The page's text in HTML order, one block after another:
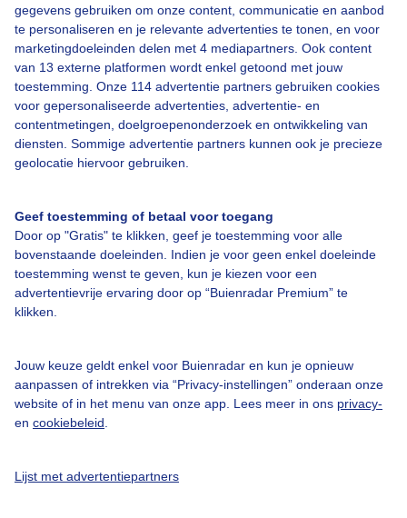
gegevens gebruiken om onze content, communicatie en aanbod
te personaliseren en je relevante advertenties te tonen, en voor
marketingdoeleinden delen met 4 mediapartners. Ook content
van 13 externe platformen wordt enkel getoond met jouw
toestemming. Onze 114 advertentie partners gebruiken cookies
voor gepersonaliseerde advertenties, advertentie- en
contentmetingen, doelgroepenonderzoek en ontwikkeling van
diensten. Sommige advertentie partners kunnen ook je precieze
geolocatie hiervoor gebruiken.
Geef toestemming of betaal voor toegang
Door op "Gratis" te klikken, geef je toestemming voor alle
bovenstaande doeleinden. Indien je voor geen enkel doeleinde
toestemming wenst te geven, kun je kiezen voor een
advertentievrije ervaring door op “Buienradar Premium” te
klikken.
Jouw keuze geldt enkel voor Buienradar en kun je opnieuw
aanpassen of intrekken via “Privacy-instellingen” onderaan onze
website of in het menu van onze app. Lees meer in ons privacy-
en cookiebeleid
Lijst met advertentiepartners
Een moment geduld aub...
Over Buienradar
Bedrijfsgegevens
Veelgestelde vragen
Toegankelijkheid
Gebruikersvoorwaarden
Adverteren
Privacy beleid